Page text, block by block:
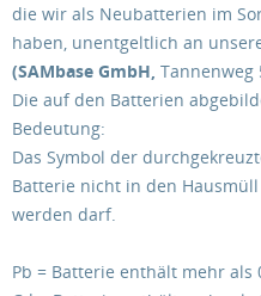
die wir als Neubatterien im
haben, unentgeltlich an
(SAMbase GmbH, Tannenweg
Die auf den Batterien
Bedeutung:
Das Symbol der
Batterie nicht in den Hausmüll
werden darf.
Pb = Batterie enthält mehr als